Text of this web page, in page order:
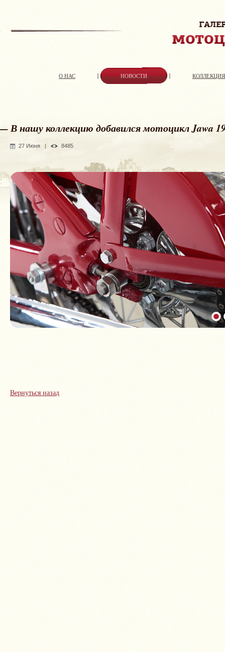
О НАС НОВОСТИ
В нашу коллекцию добавился мотоцикл Jawa
27 Июня | 8485
Вернуться назад